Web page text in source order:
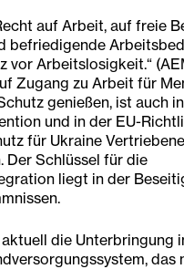
auf Arbeit, auf freie
befriedigende
vor Arbeitslosigkeit.“
Zugang zu Arbeit für
genießen, ist auch
und in der EU-
für Ukraine Vertriebene
Der Schlüssel für die
liegt in der
die Unterbringung
das